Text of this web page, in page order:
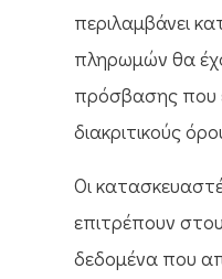
περιλαμβάνει
πληρωμών θα
πρόσβασης που
διακριτικούς
Οι
επιτρέπουν
δεδομένα που